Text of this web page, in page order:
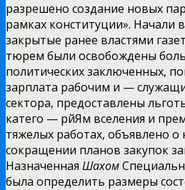
разрешено создание новых
рамках конституции». Начали
закрытые ранее властями
тюрем были освобождены
политических заключенных,
зарплата рабочим и —
сектора, предоставлены
катего — рйЯм вселения и
тяжелых работах, объявлено
сокращении планов закупок
Назначенная Шахом
была определить размеры